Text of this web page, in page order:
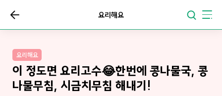
요리해요
요리해요
이 정도면 요리고수😂한번에 콩나물국, 콩
나물무침, 시금치무침 해내기!